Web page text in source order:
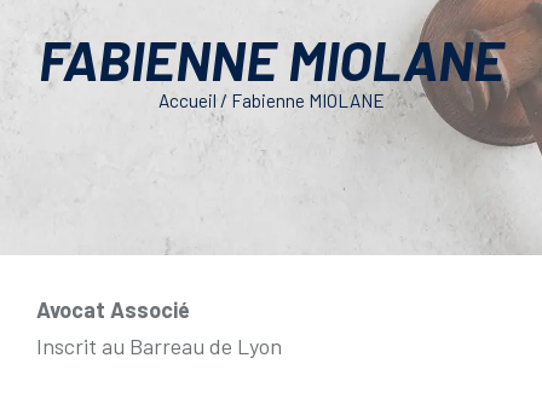
FABIENNE MIOLANE
Accueil / Fabienne MIOLANE
Avocat Associé
Inscrit au Barreau de Lyon